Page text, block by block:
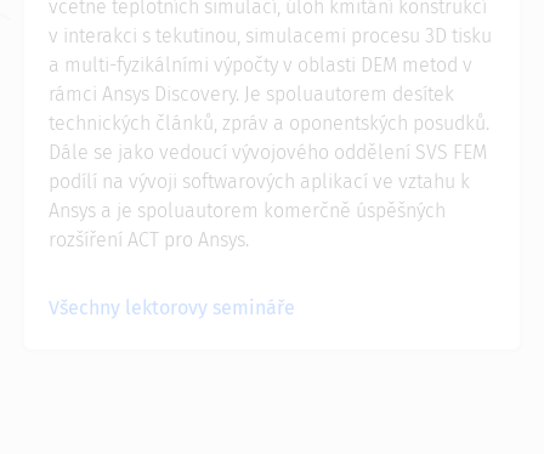
včetně teplotních simulací, úloh kmitání konstrukcí
v interakci s tekutinou, simulacemi procesu 3D tisku
a multi-fyzikálními výpočty v oblasti DEM metod v
rámci Ansys Discovery. Je spoluautorem desítek
technických článků, zpráv a oponentských posudků.
Dále se jako vedoucí vývojového oddělení SVS FEM
podílí na vývoji softwarových aplikací ve vztahu k
Ansys a je spoluautorem komerčně úspěšných
rozšíření ACT pro Ansys.
Všechny lektorovy semináře